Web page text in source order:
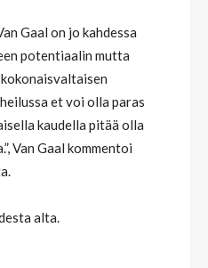
Gaal on jo kahdessa
potentiaalin mutta
et voi olla paras
kaudella pitää olla
Van Gaal kommentoi
alta.